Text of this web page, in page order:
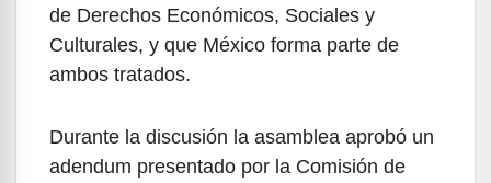
de Derechos Económicos, Sociales y
Culturales, y que México forma parte de
ambos tratados.
Durante la discusión la asamblea aprobó un
adendum presentado por la Comisión de